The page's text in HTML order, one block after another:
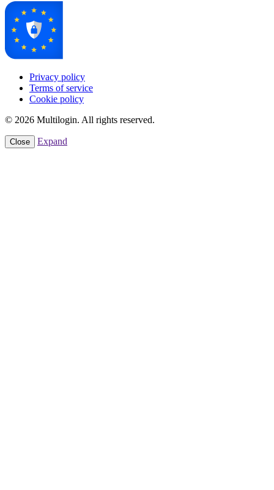
Privacy policy
Terms of service
Cookie policy
© 2026 Multilogin. All rights reserved.
Close Expand